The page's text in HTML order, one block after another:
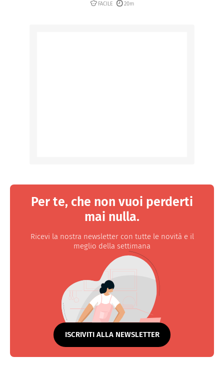
FACILE 20m
Per te, che non vuoi perderti
mai nulla.
Ricevi la nostra newsletter con tutte le novità e il
meglio della settimana
ISCRIVITI ALLA NEWSLETTER